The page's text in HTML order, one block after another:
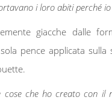
i loro abiti perché
giacche dalle
pence applicata
cose che ho creato con